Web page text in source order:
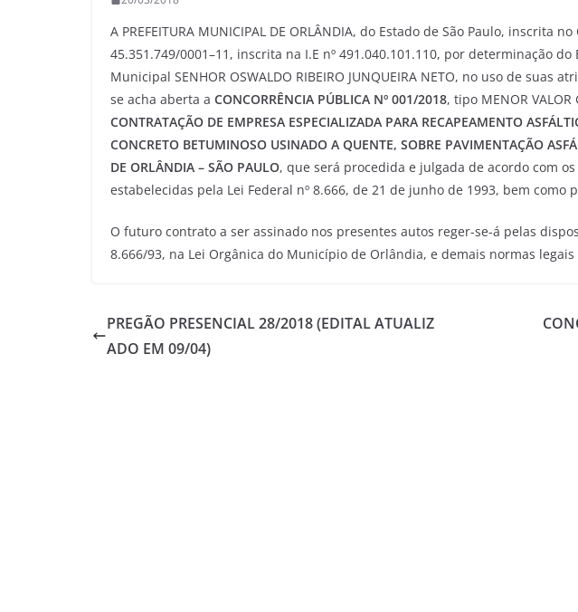
A PREFEITURA MUNICIPAL DE ORLÂNDIA, do Estado de São Paulo, inscrita no
45.351.749/0001–11, inscrita na I.E nº 491.040.101.110, por determinação
Municipal SENHOR OSWALDO RIBEIRO JUNQUEIRA NETO, no uso de suas
se acha aberta a CONCORRÊNCIA PÚBLICA Nº 001/2018, tipo MENOR
CONTRATAÇÃO DE EMPRESA ESPECIALIZADA PARA RECAPEAMENTO
CONCRETO BETUMINOSO USINADO A QUENTE, SOBRE PAVIMENTAÇÃO
DE ORLÂNDIA – SÃO PAULO, que será procedida e julgada de acordo com
estabelecidas pela Lei Federal nº 8.666, de 21 de junho de 1993, bem como
O futuro contrato a ser assinado nos presentes autos reger-se-á pelas
8.666/93, na Lei Orgânica do Município de Orlândia, e demais normas
PREGÃO PRESENCIAL 28/2018 (EDITAL ATUALIZ
ADO EM 09/04)